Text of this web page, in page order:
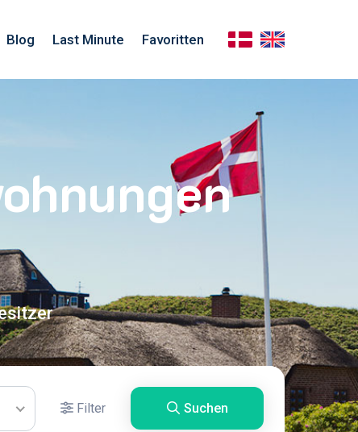
Blog Last Minute Favoritten
Filter Suchen